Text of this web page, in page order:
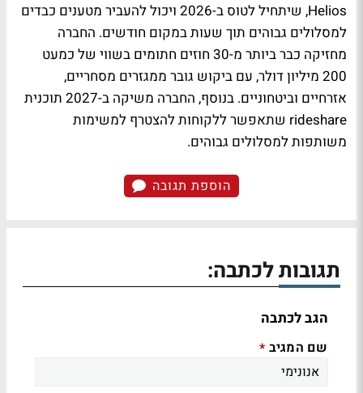
Helios, שיתחיל לטוס ב-2026 ויכול להעביר מטענים כבדים
למסלולים גבוהים תוך שעות במקום חודשים. החברה
מחזיקה כבר ביותר מ-30 חוזים חתומים בשווי של כמעט
200 מיליון דולר, עם ביקוש גובר ממגזרים מסחריים,
אזרחיים וביטחוניים. בנוסף, החברה משיקה ב-2027 תוכנית
rideshare שתאפשר ללקוחות להצטרף למשימות
משותפות למסלולים גבוהים.
הוספת תגובה
תגובות לכתבה:
הגב לכתבה
שם המגיב *